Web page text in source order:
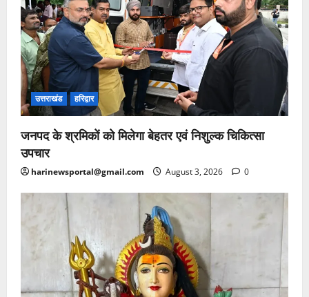
उत्तराखंड हरिद्वार
जनपद के श्रमिकों को मिलेगा बेहतर एवं निशुल्क चिकित्सा
उपचार
harinewsportal@gmail.com August 3, 2026 0